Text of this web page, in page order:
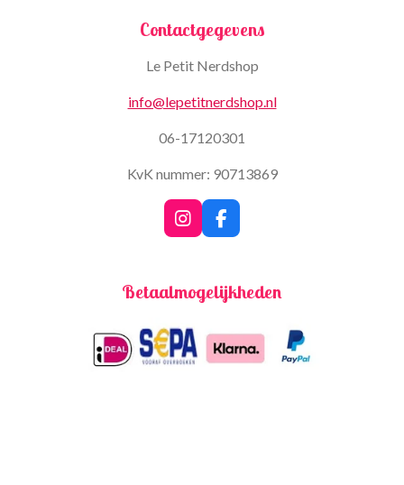
Contactgegevens
Le Petit Nerdshop
info@lepetitnerdshop.nl
06-17120301
KvK nummer: 90713869
I
n
a
r
a
m
F
a
b
k
Betaalmogelijkheden